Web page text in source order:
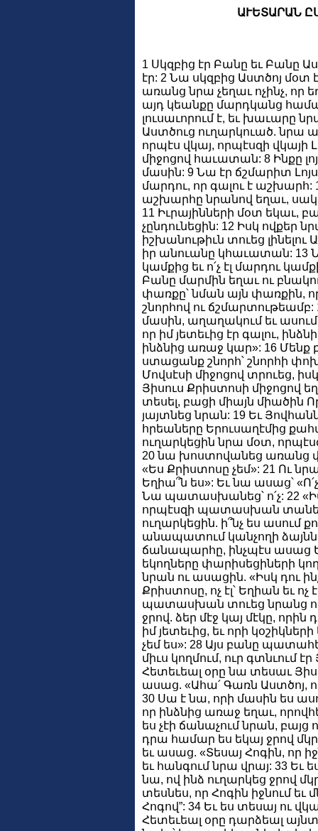
ԱՒԵՏԱՐԱՆ
1 Սկզբից էր Բանը եւ Բանը
էր: 2 Նա սկզբից Աստծոյ մօտ
առանց նրա չեղաւ ոչինչ, որ
այդ կեանքը մարդկանց համար
լուսաւորում է, եւ խաւարը
Աստծուց ուղարկուած. նրա
որպէս վկայ, որպէսզի վկայի
միջոցով հաւատան: 8 Ինքը
մասին: 9 Նա էր ճշմարիտ
մարդու, որ գալու է աշխարհ:
աշխարհը նրանով եղաւ,
11 Իւրայինների մօտ եկաւ,
չընդունեցին: 12 Իսկ ովքեր
իշխանութիւն տուեց լինելու
իր անուանը կհաւատան: 13
կամքից եւ ո՛չ էլ մարդու
Բանը մարմին եղաւ ու
փառքը՝ նման այն փառքին,
շնորհով ու ճշմարտութեամբ:
մասին, աղաղակում եւ
որ իմ յետեւից էր գալու,
ինձնից առաջ կար»: 16 Մենք
ստացանք շնորհ՝ շնորհի
Մովսէսի միջոցով տրուեց,
Յիսուս Քրիստոսի միջոցով
տեսել, բացի միայն միածին
յայտնեց նրան: 19 Եւ
հրեաները Երուսաղէմից
ուղարկեցին նրա մօտ,
20 նա խոստովանեց առանց
«Ես Քրիստոսը չեմ»: 21 Ու
Եղիա՞ն ես»: Եւ նա ասաց՝
Նա պատասխանեց՝ ո՛չ: 22
որպէսզի պատասխան
ուղարկեցին. ի՞նչ ես ասում
անապատում կանչողի ձայնն
ճանապարհը, ինչպէս ասաց
եկողները փարիսեցիների
նրան ու ասացին. «Իսկ դու
Քրիստոսը, ոչ էլ՝ Եղիան եւ
պատասխան տուեց նրանց
ջրով. ձեր մէջ կայ մէկը, որին
իմ յետեւից, եւ որի
չեմ ես»: 28 Այս բանը
միւս կողմում, ուր գտնւում
Հետեւեալ օրը նա տեսաւ
ասաց. «Ահա՛ Գառն Աստծոյ,
30 Սա է նա, որի մասին ես
որ ինձնից առաջ եղաւ,
ես չէի ճանաչում նրան, բայց
դրա համար ես եկայ ջրով
եւ ասաց. «Տեսայ Հոգին, որ
եւ հանգում նրա վրայ: 33 Եւ
նա, ով ինձ ուղարկեց ջրով
տեսնես, որ Հոգին իջնում եւ
Հոգով”: 34 Եւ ես տեսայ ու
Հետեւեալ օրը դարձեալ